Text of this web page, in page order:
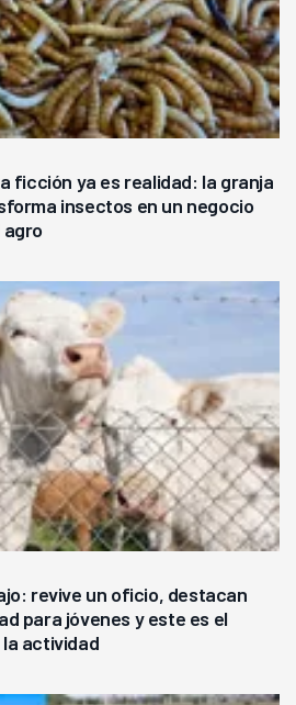
ficción ya es realidad: la granja
insectos en un negocio
agro
revive un oficio, destacan
para jóvenes y este es el
actividad